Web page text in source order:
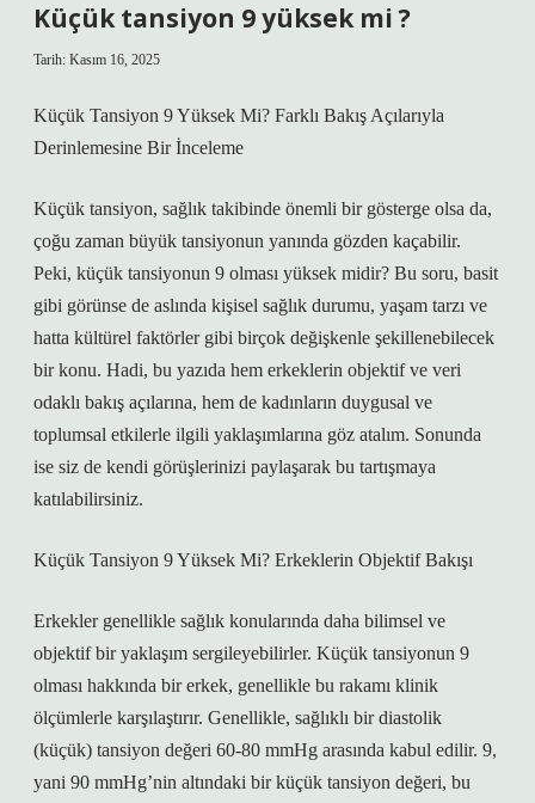
Küçük tansiyon 9 yüksek mi ?
Tarih: Kasım 16, 2025
Küçük Tansiyon 9 Yüksek Mi? Farklı Bakış Açılarıyla
Derinlemesine Bir İnceleme
Küçük tansiyon, sağlık takibinde önemli bir gösterge olsa da,
çoğu zaman büyük tansiyonun yanında gözden kaçabilir.
Peki, küçük tansiyonun 9 olması yüksek midir? Bu soru, basit
gibi görünse de aslında kişisel sağlık durumu, yaşam tarzı ve
hatta kültürel faktörler gibi birçok değişkenle şekillenebilecek
bir konu. Hadi, bu yazıda hem erkeklerin objektif ve veri
odaklı bakış açılarına, hem de kadınların duygusal ve
toplumsal etkilerle ilgili yaklaşımlarına göz atalım. Sonunda
ise siz de kendi görüşlerinizi paylaşarak bu tartışmaya
katılabilirsiniz.
Küçük Tansiyon 9 Yüksek Mi? Erkeklerin Objektif Bakışı
Erkekler genellikle sağlık konularında daha bilimsel ve
objektif bir yaklaşım sergileyebilirler. Küçük tansiyonun 9
olması hakkında bir erkek, genellikle bu rakamı klinik
ölçümlerle karşılaştırır. Genellikle, sağlıklı bir diastolik
(küçük) tansiyon değeri 60-80 mmHg arasında kabul edilir. 9,
yani 90 mmHg’nin altındaki bir küçük tansiyon değeri, bu